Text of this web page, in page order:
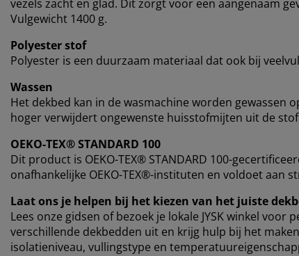
vezels zacht en glad. Dit zorgt voor een aangenaam
Vulgewicht 1400 g.
Polyester stof
Polyester is een duurzaam materiaal dat ook bij
Wassen
Het dekbed kan in de wasmachine worden gewassen
hoger verwijdert ongewenste huisstofmijten uit de
OEKO-TEX® STANDARD 100
Dit product is OEKO-TEX® STANDARD 100-
onafhankelijke OEKO-TEX®-instituten en voldoet aan
Laat ons je helpen bij het kiezen van het juiste
Lees onze gidsen of bezoek je lokale JYSK winkel
verschillende dekbedden uit en krijg hulp bij het
isolatieniveau, vullingstype en